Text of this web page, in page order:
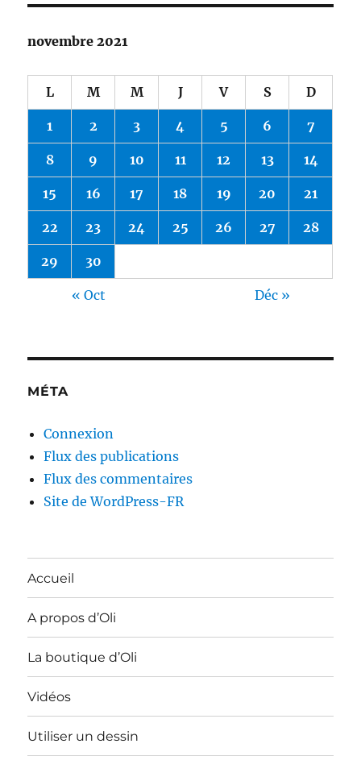
novembre 2021
L M M J V S D
1 2 3 4 5 6 7
8 9 10 11 12 13 14
15 16 17 18 19 20 21
22 23 24 25 26 27 28
29 30
« Oct Déc »
MÉTA
Connexion
Flux des publications
Flux des commentaires
Site de WordPress-FR
Accueil
A propos d’Oli
La boutique d’Oli
Vidéos
Utiliser un dessin